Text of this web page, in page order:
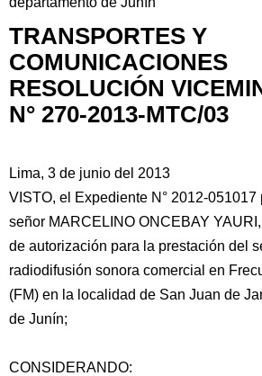
TRANSPORTES Y
COMUNICACIONES
RESOLUCIÓN
N° 270-2013-MTC/03
Lima, 3 de junio del 2013
VISTO, el Expediente N° 2012-051017
señor MARCELINO ONCEBAY
de autorización para la prestación del
radiodifusión sonora comercial en
(FM) en la localidad de San Juan de
de Junín;
CONSIDERANDO: